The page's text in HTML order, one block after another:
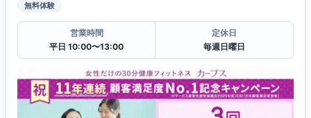
無料体験
営業時間
平日 10:00〜13:00
定休日
毎週日曜日